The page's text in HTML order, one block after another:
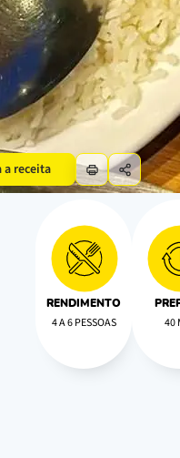
a receita
RENDIMENTO
4 A 6 PESSOAS 40